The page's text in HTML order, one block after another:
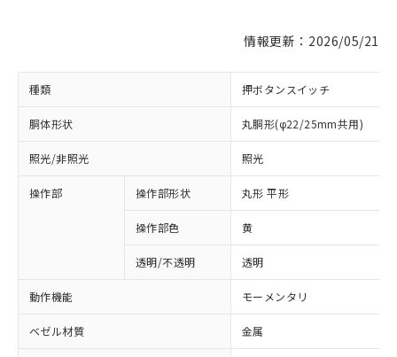
情報更新：2026/05/21
種類 押ボタンスイッチ
胴体形状 丸胴形(φ22/25mm共用)
照光/非照光 照光
操作部 操作部形状 丸形 平形
操作部色 黄
透明/不透明 透明
動作機能 モーメンタリ
ベゼル材質 金属